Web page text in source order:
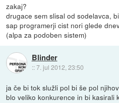
zakaj?
drugace sem slisal od sodelavca,
sap programerji cist nori glede
(alpa za podoben sistem)
Blinder
::7. jul 2012, 23:50
ja če bi tok služli pol bi še pol
blo veliko konkurence in bi kasirali